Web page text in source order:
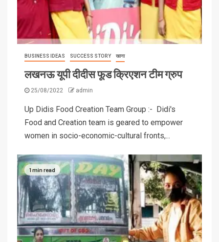
BUSINESS IDEAS SUCCESS STORY खाना
लखनऊ यूपी दीदीस फूड क्रिएशन टीम ग्रुप
25/08/2022 admin
Up Didis Food Creation Team Group :- Didi's
Food and Creation team is geared to empower
women in socio-economic-cultural fronts,...
1 min read